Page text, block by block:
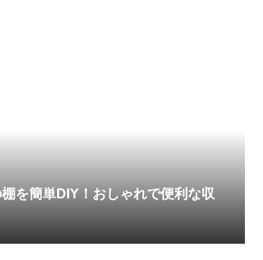
を簡単DIY！おしゃれで便利な収